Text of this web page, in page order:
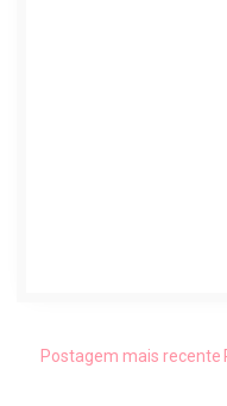
Postagem mais recente